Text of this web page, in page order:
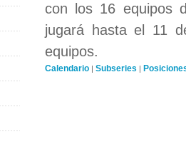
con los 16 equipos
jugará hasta el 11
equipos.
Calendario | Subseries |